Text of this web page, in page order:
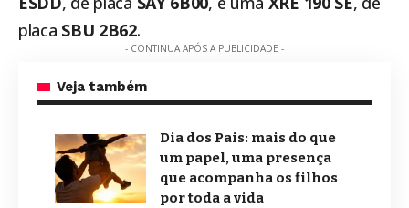
placa SBU 2B62.
- CONTINUA APÓS A PUBLICIDADE -
Veja também
Dia dos Pais: mais do que
um papel, uma presença
que acompanha os filhos
por toda a vida